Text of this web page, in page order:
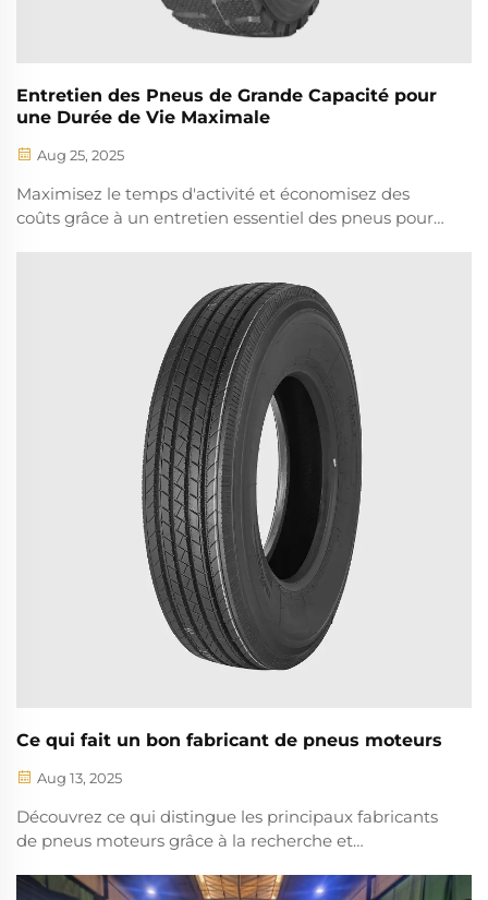
Entretien des Pneus de Grande Capacité pour
une Durée de Vie Maximale
Aug 25, 2025
Maximisez le temps d'activité et économisez des
coûts grâce à un entretien essentiel des pneus pour
charge. Évitez les arrêts imprévus dès aujourd'hui.
Ce qui fait un bon fabricant de pneus moteurs
Aug 13, 2025
Découvrez ce qui distingue les principaux fabricants
de pneus moteurs grâce à la recherche et
intelligents et à une production durable. Apprenez